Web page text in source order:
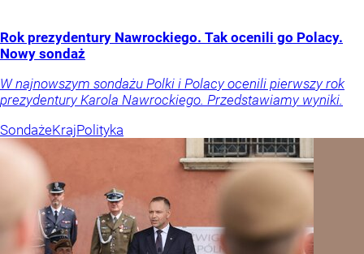
Rok prezydentury Nawrockiego. Tak ocenili go Polacy.
Nowy sondaż
W najnowszym sondażu Polki i Polacy ocenili pierwszy rok
prezydentury Karola Nawrockiego. Przedstawiamy wyniki.
SondażeKrajPolityka